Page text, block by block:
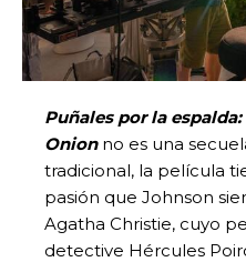
Puñales por la
Onionno es una
tradicional, la película
pasión que Johnson
Agatha Christie, cuyo
detective Hércules